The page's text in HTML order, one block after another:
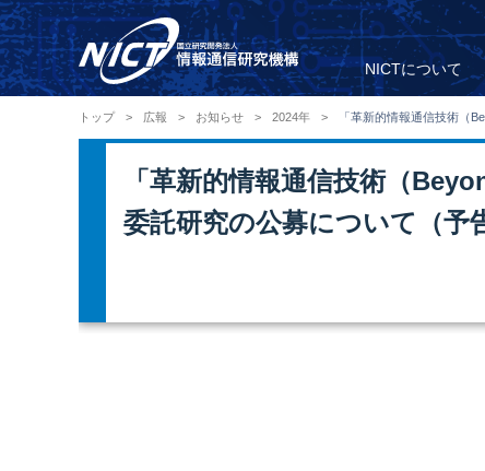
NICTについて
トップ > 広報 > お知らせ > 2024年 > 「革新的情報通信技術（
「革新的情報通信技術（
委託研究の公募について（予